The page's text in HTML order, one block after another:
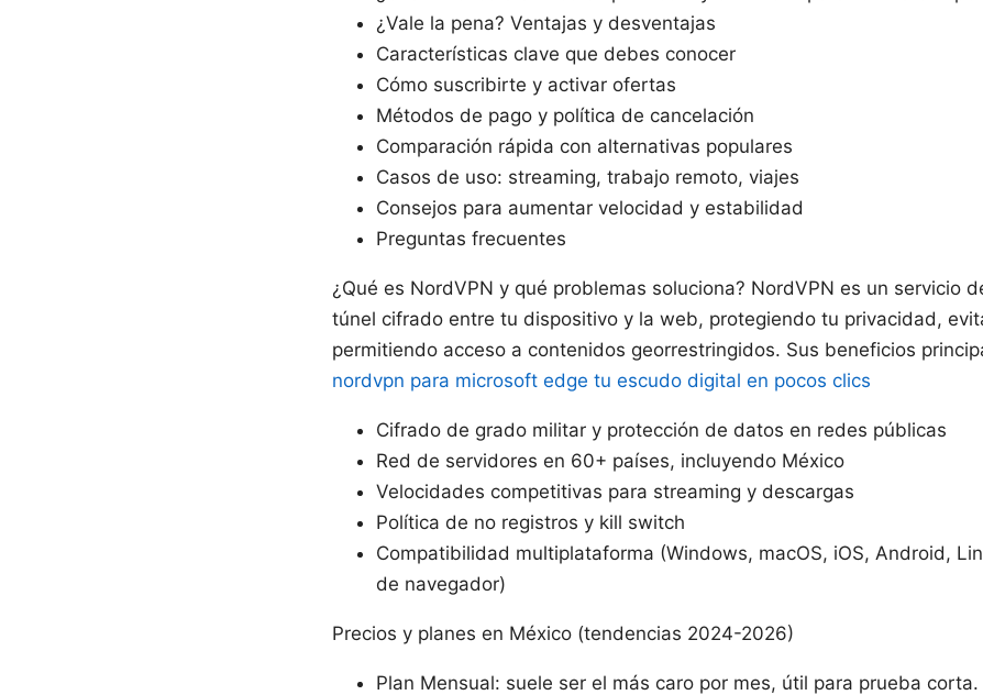
¿Vale la pena? Ventajas y desventajas
Características clave que debes conocer
Cómo suscribirte y activar ofertas
Métodos de pago y política de cancelación
Comparación rápida con alternativas populares
Casos de uso: streaming, trabajo remoto, viajes
Consejos para aumentar velocidad y estabilidad
Preguntas frecuentes
¿Qué es NordVPN y qué problemas soluciona? NordVPN es un servicio
túnel cifrado entre tu dispositivo y la web, protegiendo tu privacidad,
permitiendo acceso a contenidos georrestringidos. Sus beneficios
nordvpn para microsoft edge tu escudo digital en pocos clics
Cifrado de grado militar y protección de datos en redes públicas
Red de servidores en 60+ países, incluyendo México
Velocidades competitivas para streaming y descargas
Política de no registros y kill switch
Compatibilidad multiplataforma (Windows, macOS, iOS, Android,
de navegador)
Precios y planes en México (tendencias 2024-2026)
Plan Mensual: suele ser el más caro por mes, útil para prueba corta.